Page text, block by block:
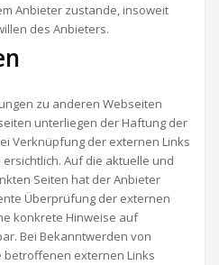
Anbieter zustande, insoweit
des Anbieters.
zu anderen Webseiten
unterliegen der Haftung der
Verknüpfung der externen Links
Auf die aktuelle und
Seiten hat der Anbieter
Überprüfung der externen
konkrete Hinweise auf
Bei Bekanntwerden von
externen Links